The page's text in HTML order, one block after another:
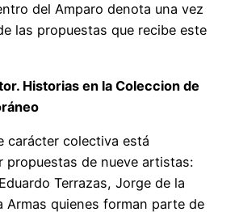
del Amparo denota una vez
las propuestas que recibe este
Historias en la Coleccion de
carácter colectiva está
propuestas de nueve artistas:
Terrazas, Jorge de la
Armas quienes forman parte de